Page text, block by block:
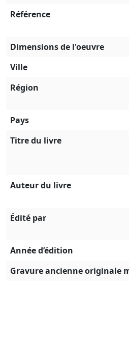
Référence
Dimensions de l'oeuvre
Ville
Région
Pays
Titre du livre
Auteur du livre
Édité par
Année d’édition
Gravure ancienne originale